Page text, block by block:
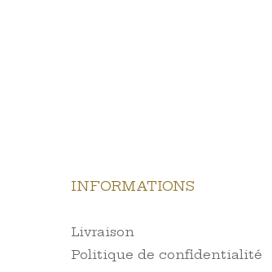
INFORMATIONS
Livraison
Politique de confidentialité